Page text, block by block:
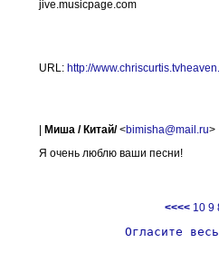
jive.musicpage.com
URL: http://
Миша / Китай/<bimisha@mail.ru>
Я очень люблю ваши песни!
<<<< 10 9
Огласите